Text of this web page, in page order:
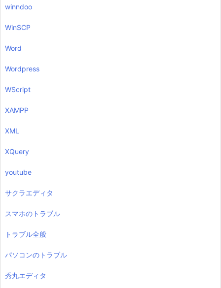
winndoo
WinSCP
Word
Wordpress
WScript
XAMPP
XML
XQuery
youtube
サクラエディタ
スマホのトラブル
トラブル全般
パソコンのトラブル
秀丸エディタ